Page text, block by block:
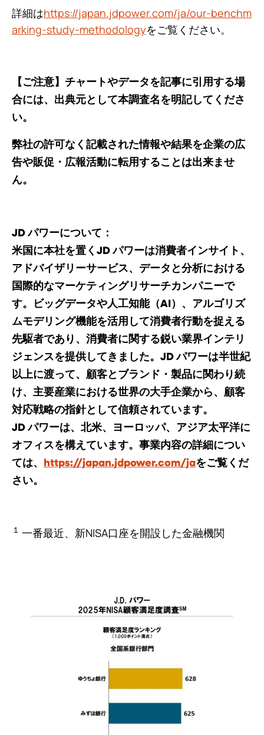
詳細はhttps://japan.jdpower.com/ja/our-benchm
arking-study-methodologyをご覧ください。
【ご注意】チャートやデータを記事に引用する場
合には、出典元として本調査名を明記してくださ
い。
弊社の許可なく記載された情報や結果を企業の広
告や販促・広報活動に転用することは出来ませ
ん。
JD パワーについて：
米国に本社を置くJD パワーは消費者インサイト、
アドバイザリーサービス、データと分析における
国際的なマーケティングリサーチカンパニーで
す。ビッグデータや人工知能（AI）、アルゴリズ
ムモデリング機能を活用して消費者行動を捉える
先駆者であり、消費者に関する鋭い業界インテリ
ジェンスを提供してきました。JD パワーは半世紀
以上に渡って、顧客とブランド・製品に関わり続
け、主要産業における世界の大手企業から、顧客
対応戦略の指針として信頼されています。
JD パワーは、北米、ヨーロッパ、アジア太平洋に
オフィスを構えています。事業内容の詳細につい
ては、
https://japan.jdpower.com/jaをご覧くだ
さい。
１ 一番最近、新NISA口座を開設した金融機関